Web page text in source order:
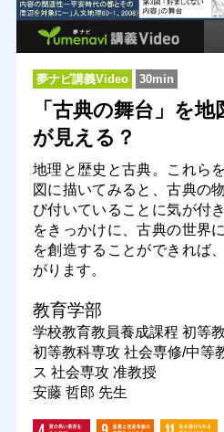
夢ナビ講義Video 30min
「古典の舞台」を
が見える？
地理と歴史と古典。これら
図に描いてみると、古典の
び付いていることに気が付
をきっかけに、古典の世界
を創造することができれば
がります。
教育学部
学校教育教員養成課程 初等
初等教科専攻 社会専修/中等
ス 社会専攻 准教授
安藤 哲郎 先生